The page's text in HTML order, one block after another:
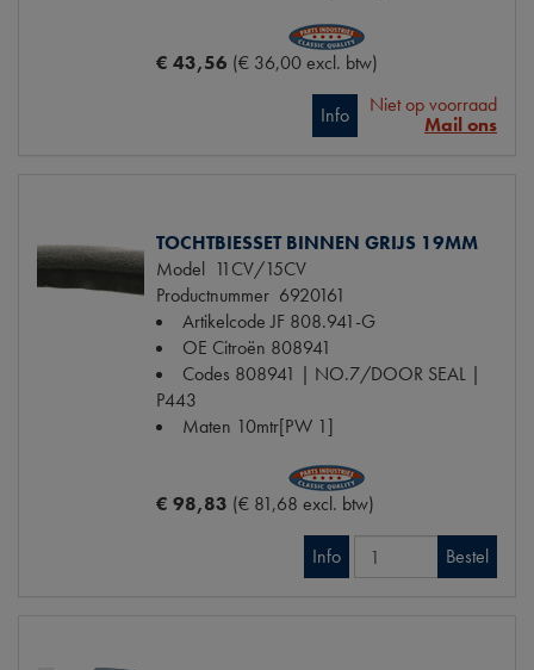
€ 43,56 (€ 36,00 excl. btw)
Info
Niet op voorraad
Mail ons
TOCHTBIESSET BINNEN GRIJS 19MM
Model 11CV/15CV
Productnummer 6920161
Artikelcode JF 808.941-G
OE Citroën 808941
Codes 808941 | NO.7/DOOR SEAL |
P443
Maten 10mtr[PW 1]
€ 98,83 (€ 81,68 excl. btw)
Info Bestel